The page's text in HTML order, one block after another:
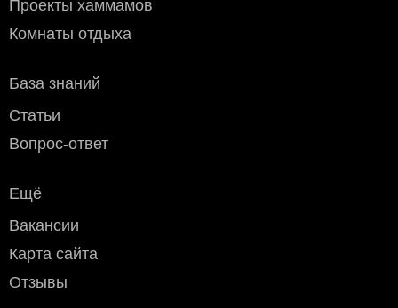
Сервис и другие компании которые вам удобны.
пределах МКАД:
- крупногабаритного - 1200 рублей
Условия оплаты
Наличный расчёт
(необходимо уточнить перед доставкой)
Переводом по счёту: для физлиц — через любой
Проекты хаммамов
Комнаты отдыха
База знаний
Статьи
Вопрос-ответ
Ещё
Вакансии
Карта сайта
Отзывы